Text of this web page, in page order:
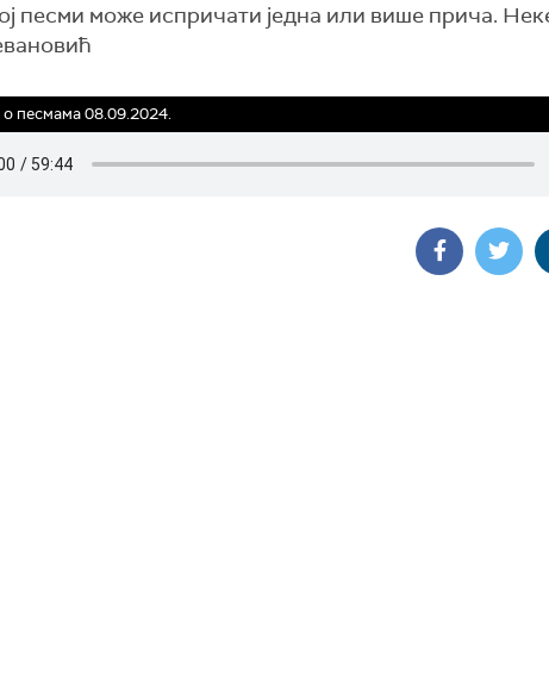
песми може испричати једна или више прича.
песмама 08.09.2024.